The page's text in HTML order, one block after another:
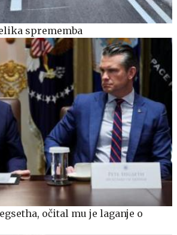
sprememba
očital mu je laganje o